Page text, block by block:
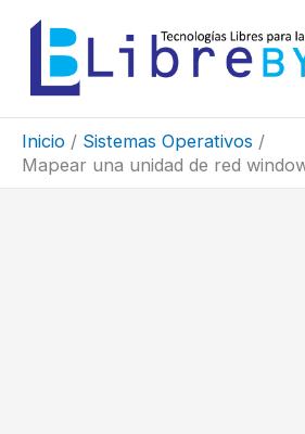
contenido
Inicio
Sistemas Operativos
Mapear una unidad de red